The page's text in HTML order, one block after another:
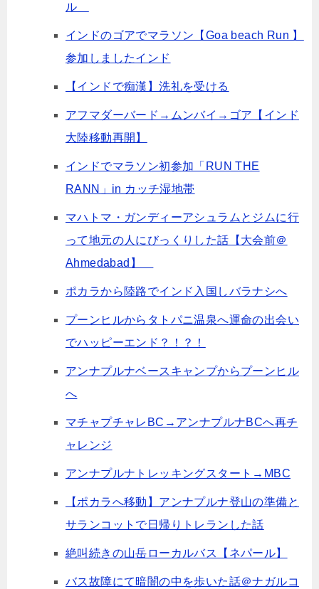
ル
インドのゴアでマラソン【Goa beach Run 】
参加しましたインド
【インドで痴漢】洗礼を受ける
アフマダーバード→ムンバイ→ゴア【インド
大陸移動再開】
インドでマラソン初参加「RUN THE
RANN」in カッチ湿地帯
マハトマ・ガンディーアシュラムとジムに行
って地元の人にびっくりした話【大会前＠
Ahmedabad】
ポカラから陸路でインド入国しバラナシへ
プーンヒルからタトパニ温泉へ運命の出会い
でハッピーエンド？！？！
アンナプルナベースキャンプからプーンヒル
へ
マチャプチャレBC→アンナプルナBCへ再チ
ャレンジ
アンナプルナトレッキングスタート→MBC
【ポカラへ移動】アンナプルナ登山の準備と
サランコットで日帰りトレランした話
絶叫続きの山岳ローカルバス【ネパール】
バス故障にて暗闇の中を歩いた話＠ナガルコ